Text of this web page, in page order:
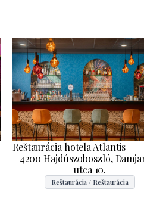
Reštaurácia hotela Atlantis
4200 Hajdúszoboszló,
utca 10.
Reštaurácia / Reštaurácia